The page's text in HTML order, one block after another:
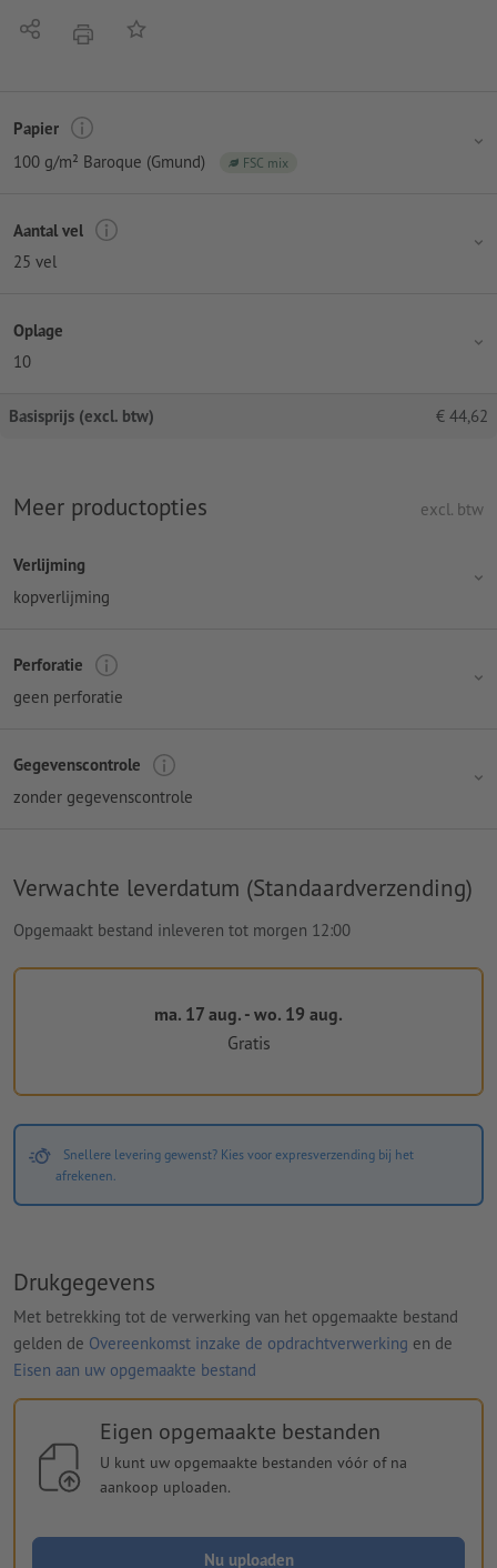
Delen afdrukkenOp de lijst
Papier
100 g/m² Baroque (Gmund)
FSC mix
Aantal vel
25 vel
Oplage
10
Basisprijs (excl. btw) € 44,62
Meer productopties excl. btw
Verlijming
kopverlijming
Perforatie
geen perforatie
Gegevenscontrole
zonder gegevenscontrole
Verwachte leverdatum (Standaardverzending)
Opgemaakt bestand inleveren tot morgen 12:00
ma. 17 aug. - wo. 19 aug.
Gratis
Snellere levering gewenst? Kies voor expresverzending bij het
afrekenen.
Drukgegevens
Met betrekking tot de verwerking van het opgemaakte bestand
gelden de Overeenkomst inzake de opdrachtverwerking en de
Eisen aan uw opgemaakte bestand
Eigen opgemaakte bestanden
U kunt uw opgemaakte bestanden vóór of na
aankoop uploaden.
Nu uploaden